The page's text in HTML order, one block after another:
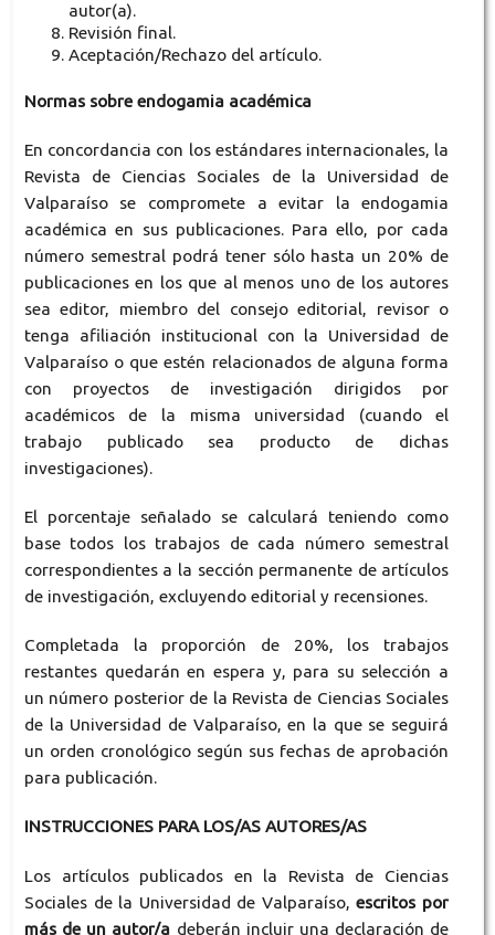
autor(a).
Revisión final.
Aceptación/Rechazo del artículo.
Normas sobre endogamia académica
En concordancia con los estándares internacionales, la
Revista de Ciencias Sociales de la Universidad de
Valparaíso se compromete a evitar la endogamia
académica en sus publicaciones. Para ello, por cada
número semestral podrá tener sólo hasta un 20% de
publicaciones en los que al menos uno de los autores
sea editor, miembro del consejo editorial, revisor o
tenga afiliación institucional con la Universidad de
Valparaíso o que estén relacionados de alguna forma
con proyectos de investigación dirigidos por
académicos de la misma universidad (cuando el
trabajo publicado sea producto de dichas
investigaciones).
El porcentaje señalado se calculará teniendo como
base todos los trabajos de cada número semestral
correspondientes a la sección permanente de artículos
de investigación, excluyendo editorial y recensiones.
Completada la proporción de 20%, los trabajos
restantes quedarán en espera y, para su selección a
un número posterior de la Revista de Ciencias Sociales
de la Universidad de Valparaíso, en la que se seguirá
un orden cronológico según sus fechas de aprobación
para publicación.
INSTRUCCIONES PARA LOS/AS AUTORES/AS
Los artículos publicados en la Revista de Ciencias
Sociales de la Universidad de Valparaíso,escritos por
más de un autor/a deberán incluir una declaración de